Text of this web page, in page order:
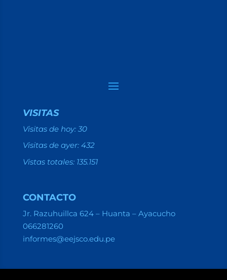
VISITAS
Visitas de hoy: 30
Visitas de ayer: 432
Vistas totales: 135.151
CONTACTO
Jr. Razuhuillca 624 – Huanta – Ayacucho
066281260
informes@eejsco.edu.pe